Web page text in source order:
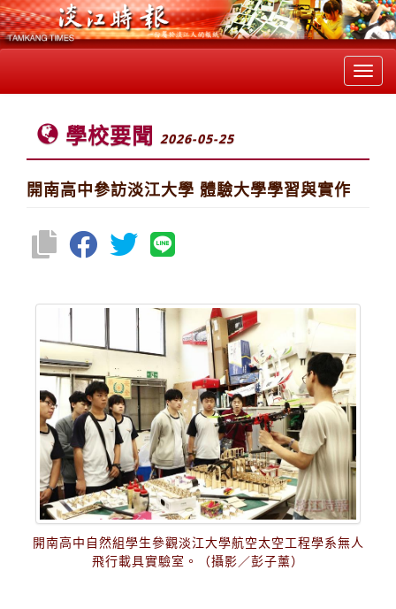
學校要聞 2026-05-25
開南高中參訪淡江大學 體驗大學學習與實作
開南高中自然組學生參觀淡江大學航空太空工程學系無人
飛行載具實驗室。（攝影／彭子薰）